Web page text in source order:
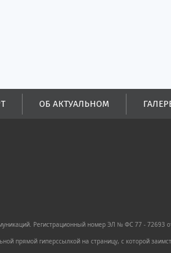
ОБ АКТУАЛЬНОМ
Регистрационный номер ЭЛ № ФС 77 - 72693
прямой гиперссылкой на страницу, с которой